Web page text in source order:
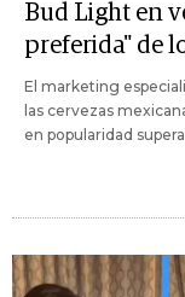
Bud Light en
preferida" de
El marketing
las cervezas
en popularidad